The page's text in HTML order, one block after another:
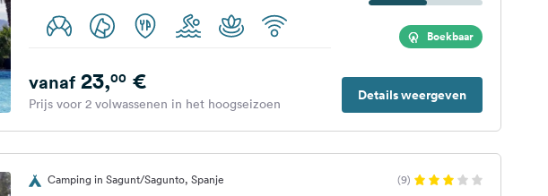
Boekbaar
Details weergeven
vanaf23,00€
Prijs voor 2 volwassenen in het hoogseizoen
Camping in Sagunt/Sagunto, Spanje (9)